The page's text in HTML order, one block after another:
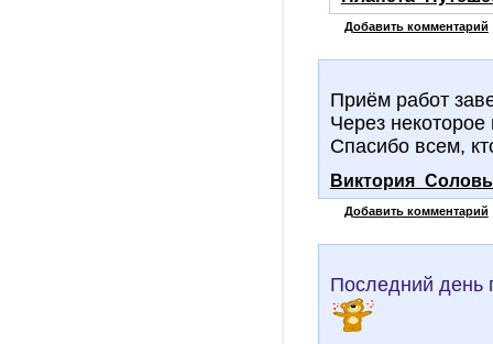
Добавить комментарий
Приём работ
Через некоторое
Спасибо всем,
Добавить комментарий
Последний день